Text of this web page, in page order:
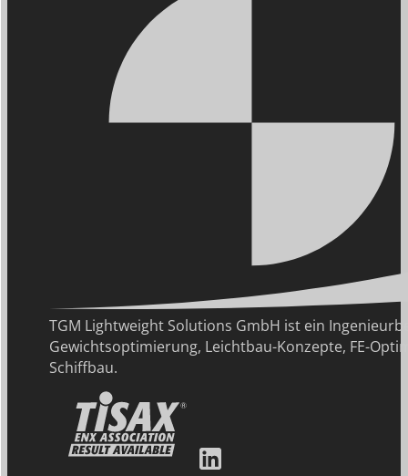
TGM Lightweight Solutions GmbH ist ein
Gewichtsoptimierung, Leichtbau-Konzepte, FE-
Schiffbau.